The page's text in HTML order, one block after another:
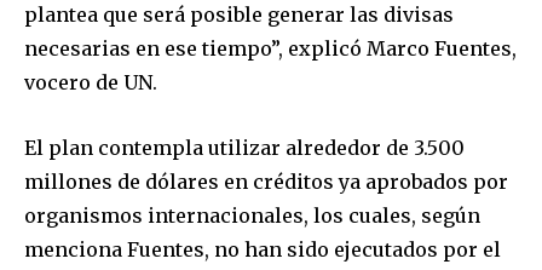
To subscribe, simply enter your email address on our website
or click the subscribe button below. Don't worry, we respect
your privacy and won't spam your inbox. Your information is
safe with us.
SUBSCRIBE
plantea que será posible generar las divisas
necesarias en ese tiempo”, explicó Marco Fuentes,
vocero de UN.
El plan contempla utilizar alrededor de 3.500
millones de dólares en créditos ya aprobados por
organismos internacionales, los cuales, según
menciona Fuentes, no han sido ejecutados por el